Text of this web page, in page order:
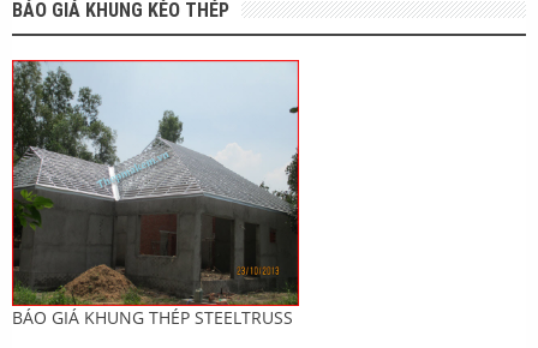
BÁO GIÁ KHUNG KÈO THÉP
BÁO GIÁ KHUNG THÉP STEELTRUSS